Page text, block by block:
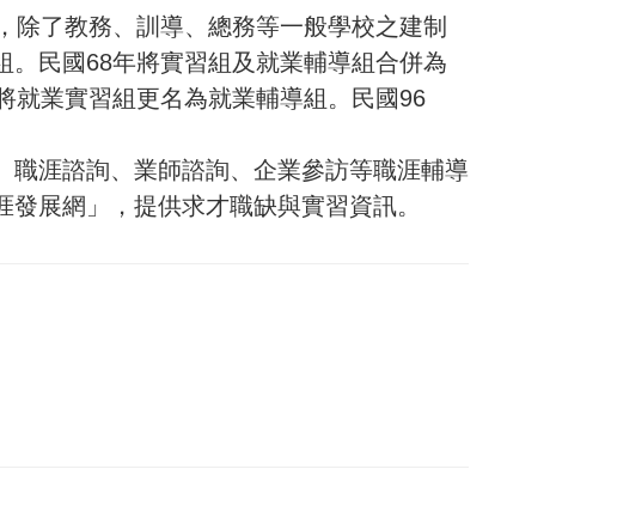
了教務、訓導、總務等一般學校之建制
民國68年將實習組及就業輔導組合併為
就業實習組更名為就業輔導組。民國96
涯諮詢、業師諮詢、企業參訪等職涯輔導
展網」，提供求才職缺與實習資訊。